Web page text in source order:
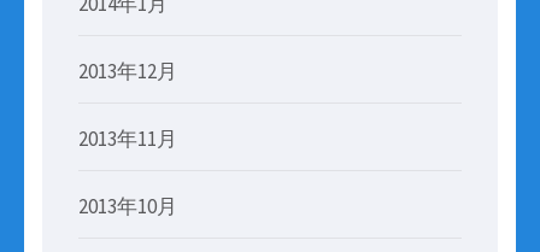
2013年12月
2013年11月
2013年10月